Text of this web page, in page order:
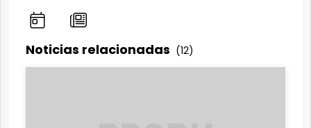
Noticias relacionadas (12)